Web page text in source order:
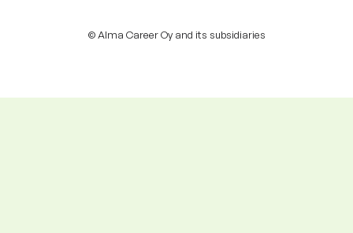
© Alma Career Oy and its subsidiaries